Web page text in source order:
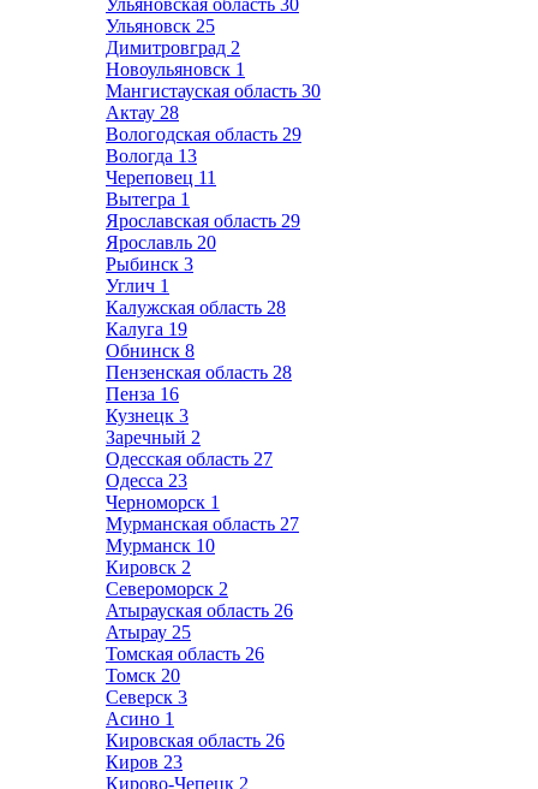
Ульяновская область 30
Ульяновск 25
Димитровград 2
Новоульяновск 1
Мангистауская область 30
Актау 28
Вологодская область 29
Вологда 13
Череповец 11
Вытегра 1
Ярославская область 29
Ярославль 20
Рыбинск 3
Углич 1
Калужская область 28
Калуга 19
Обнинск 8
Пензенская область 28
Пенза 16
Кузнецк 3
Заречный 2
Одесская область 27
Одесса 23
Черноморск 1
Мурманская область 27
Мурманск 10
Кировск 2
Североморск 2
Атырауская область 26
Атырау 25
Томская область 26
Томск 20
Северск 3
Асино 1
Кировская область 26
Киров 23
Кирово-Чепецк 2